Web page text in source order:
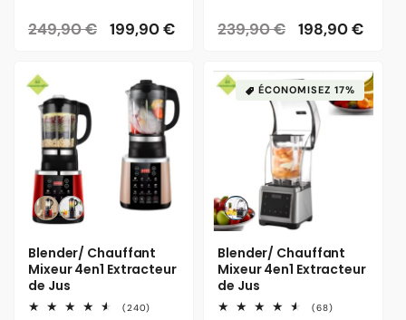
Prix
249,90 € Prix
199,90 € Prix
239,90 € Prix
198,90 €
Variante
épuisée
ou
indisponible
Variante
épuisée
ou
indisponible
Blender/ Chauffant
Mixeur 4en1 Extracteur
de Jus
(240)240
ÉCONOMISEZ 17%
Variante
épuisée
ou
indisponible
Blender/ Chauffant
Mixeur 4en1 Extracteur
de Jus
(68)68